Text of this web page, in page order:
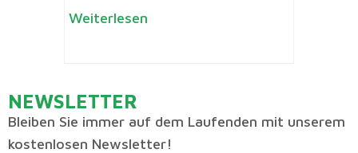
Weiterlesen
NEWSLETTER
Bleiben Sie immer auf dem Laufenden mit unserem
kostenlosen Newsletter!